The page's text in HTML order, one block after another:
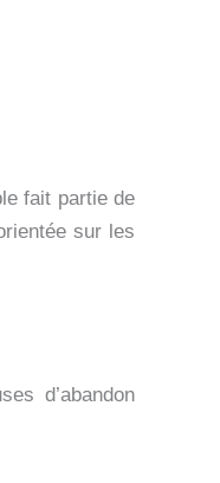
fait partie de
sur les
d’abandon